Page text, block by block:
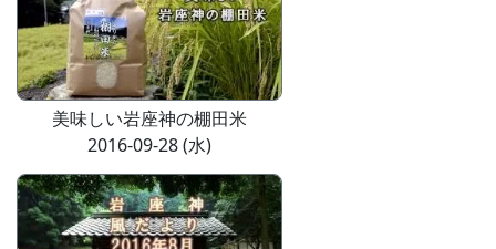
美味しい岩座神の棚田米
2016-09-28 (水)